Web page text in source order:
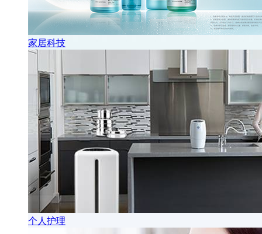
家居科技
个人护理